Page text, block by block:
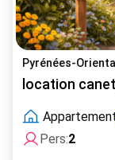
Pyrénées-
location
Pers:2